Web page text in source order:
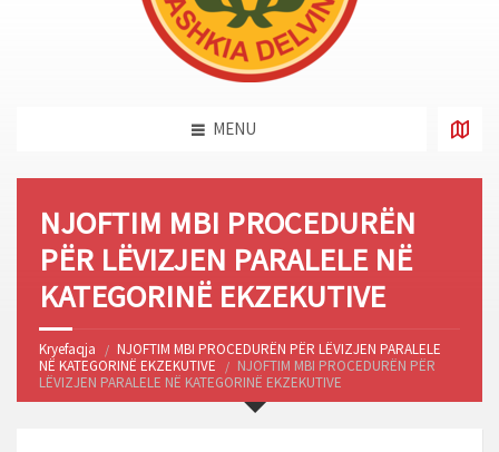
MENU
NJOFTIM MBI PROCEDURËN
PËR LËVIZJEN PARALELE NË
KATEGORINË EKZEKUTIVE
Kryefaqja
NJOFTIM MBI PROCEDURËN PËR LËVIZJEN PARALELE
NË KATEGORINË EKZEKUTIVE
NJOFTIM MBI PROCEDURËN PËR
LËVIZJEN PARALELE NË KATEGORINË EKZEKUTIVE